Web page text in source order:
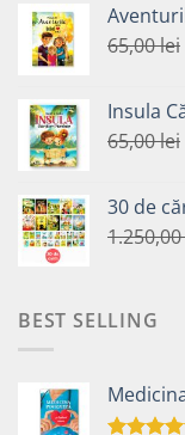
65,00lei
Insula
65,00lei
30 de
1.250,00
BEST SELLING